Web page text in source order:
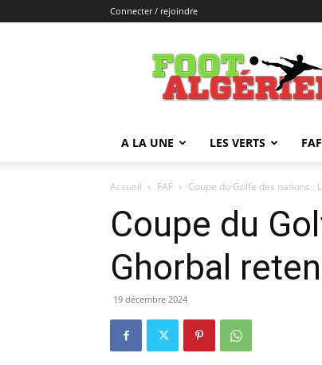
Connecter / rejoindre
FOOTALGERIEN
A LA UNE LES VERTS FAF
Accueil FAF Coupe du Golfe des nations :
Coupe du
Ghorbal
19 décembre 2024